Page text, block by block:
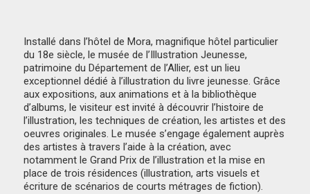
Installé dans l’hôtel de Mora, magnifique hôtel particulier
du 18e siècle, le musée de l’Illustration Jeunesse,
patrimoine du Département de l’Allier, est un lieu
exceptionnel dédié à l’illustration du livre jeunesse. Grâce
aux expositions, aux animations et à la bibliothèque
d’albums, le visiteur est invité à découvrir l’histoire de
l’illustration, les techniques de création, les artistes et des
oeuvres originales. Le musée s’engage également auprès
des artistes à travers l’aide à la création, avec
notamment le Grand Prix de l’illustration et la mise en
place de trois résidences (illustration, arts visuels et
écriture de scénarios de courts métrages de fiction).